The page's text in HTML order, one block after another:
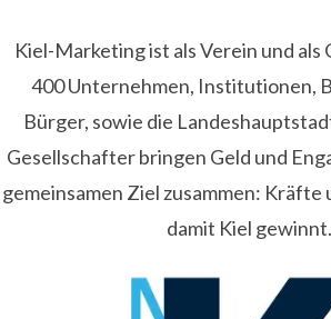
Kiel-Marketing ist als Verein und als
400 Unternehmen, Institutionen,
Bürger, sowie die
Gesellschafter bringen Geld und
gemeinsamen Ziel zusammen:
damit Kiel gewinnt.